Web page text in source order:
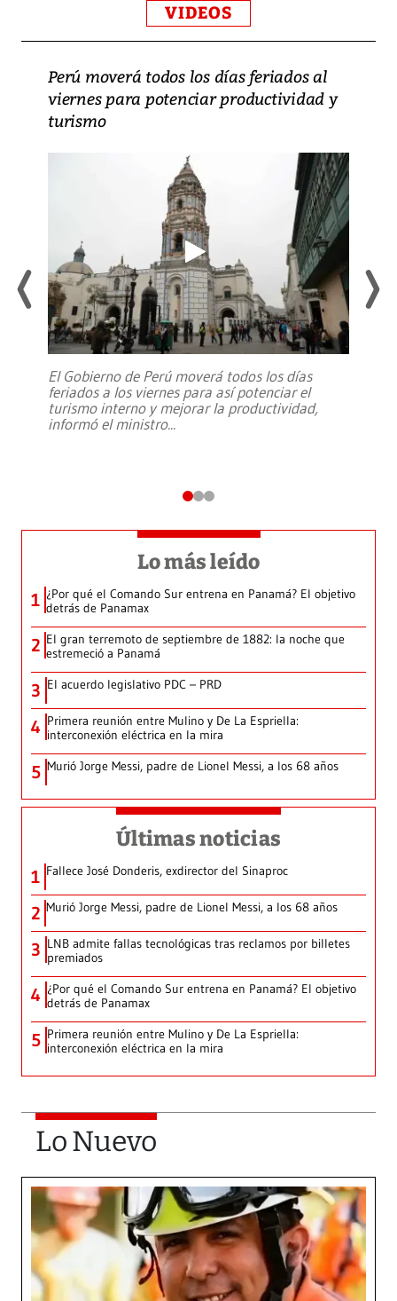
VIDEOS
Perú moverá todos los días feriados al
viernes para potenciar productividad y
turismo
El Gobierno de Perú moverá todos los días
feriados a los viernes para así potenciar el
turismo interno y mejorar la productividad,
informó el ministro...
Lo más leído
1 ¿Por qué el Comando Sur entrena en Panamá? El objetivo
detrás de Panamax
2 El gran terremoto de septiembre de 1882: la noche que
estremeció a Panamá
3 El acuerdo legislativo PDC – PRD
4 Primera reunión entre Mulino y De La Espriella:
interconexión eléctrica en la mira
5 Murió Jorge Messi, padre de Lionel Messi, a los 68 años
Últimas noticias
1 Fallece José Donderis, exdirector del Sinaproc
2 Murió Jorge Messi, padre de Lionel Messi, a los 68 años
3 LNB admite fallas tecnológicas tras reclamos por billetes
premiados
4 ¿Por qué el Comando Sur entrena en Panamá? El objetivo
detrás de Panamax
5 Primera reunión entre Mulino y De La Espriella:
interconexión eléctrica en la mira
Lo Nuevo